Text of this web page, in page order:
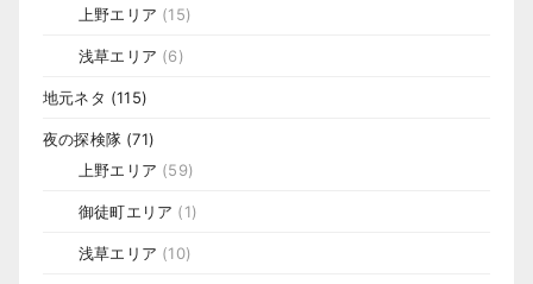
上野エリア (15)
浅草エリア (6)
地元ネタ (115)
夜の探検隊 (71)
上野エリア (59)
御徒町エリア (1)
浅草エリア (10)